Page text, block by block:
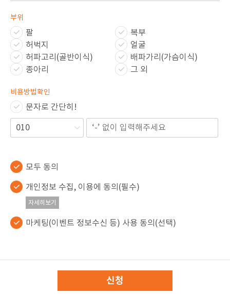
부위
팔
복부
허벅지
얼굴
허파고리(골반이식)
배파가리(가슴이식)
종아리
그 외
비용방법확인
문자로 간단히!
모두 동의
개인정보 수집, 이용에 동의(필수)
자세히보기
마케팅(이벤트 정보수신 등) 사용 동의(선택)
신청